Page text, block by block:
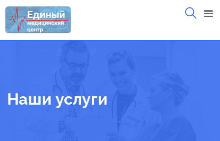
Skip
to
content
Наши услуги